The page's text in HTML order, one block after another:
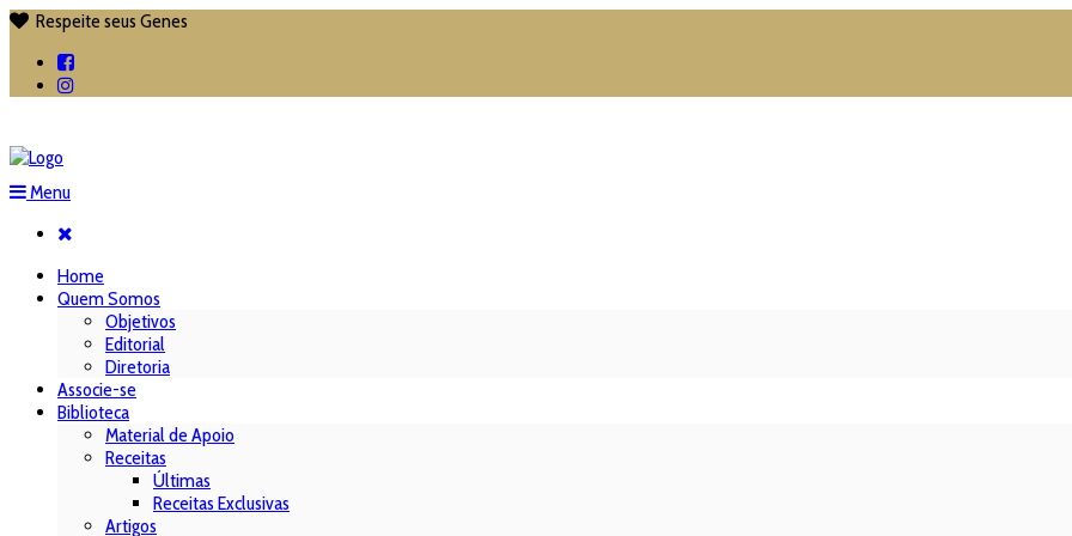
 Respeite seus Genes
Menu
Home
Quem Somos
Objetivos
Editorial
Diretoria
Associe-se
Biblioteca
Material de Apoio
Receitas
Últimas
Receitas Exclusivas
Artigos